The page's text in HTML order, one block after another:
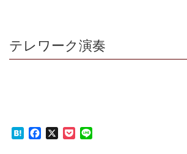
テレワーク演奏
HatenaFacebook
X Pocket